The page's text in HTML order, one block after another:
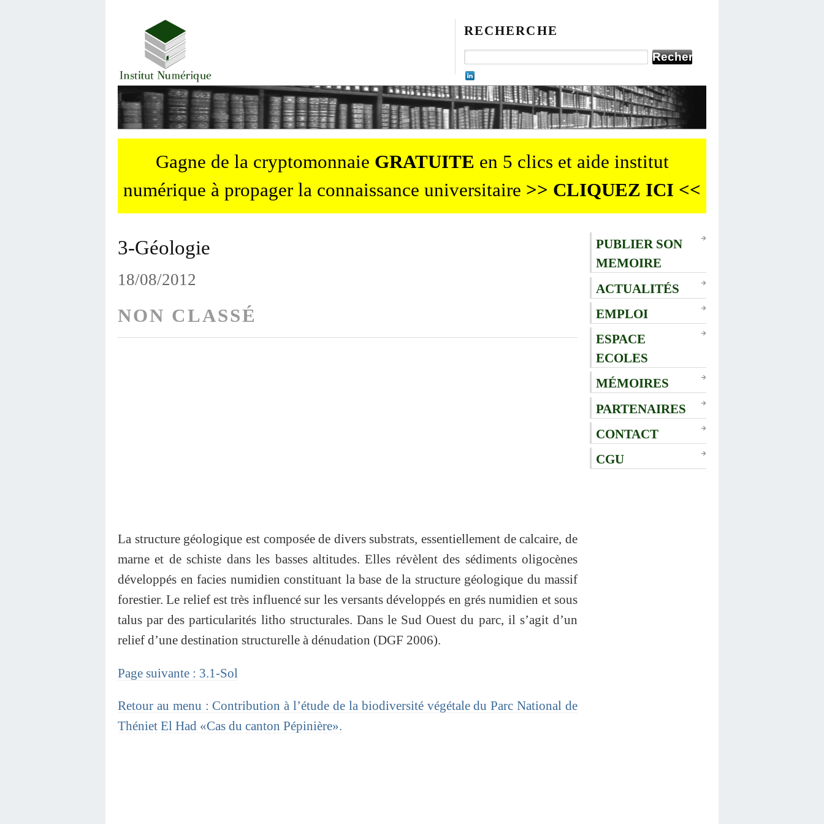
RECHERCHE
Gagne de la cryptomonnaie GRATUITE en 5 clics et aide institut
numérique à propager la connaissance universitaire >> CLIQUEZ ICI <<
3-Géologie
18/08/2012
NON CLASSÉ
La structure géologique est composée de divers substrats, essentiellement de calcaire, de
marne et de schiste dans les basses altitudes. Elles révèlent des sédiments oligocènes
développés en facies numidien constituant la base de la structure géologique du massif
forestier. Le relief est très influencé sur les versants développés en grés numidien et sous
talus par des particularités litho structurales. Dans le Sud Ouest du parc, il s’agit d’un
relief d’une destination structurelle à dénudation (DGF 2006).
Page suivante : 3.1-Sol
Retour au menu : Contribution à l’étude de la biodiversité végétale du Parc National de
Théniet El Had «Cas du canton Pépinière».
PUBLIER SON
MEMOIRE
ACTUALITÉS
EMPLOI
ESPACE
ECOLES
MÉMOIRES
PARTENAIRES
CONTACT
CGU